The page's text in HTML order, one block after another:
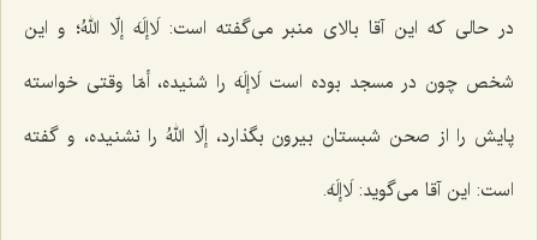
در حالى كه این آقا بالاى منبر مى‌گفته است: لَاإلَهَ إلّا اللهُ‌؛ و این
شخص چون در مسجد بوده است لَاإلَهَ را شنیده، أمّا وقتى خواسته
پایش را از صحن شبستان بیرون بگذارد، إلّا اللهُ را نشنیده، و گفته
است: این آقا مى‌گوید: لَاإلَهَ.